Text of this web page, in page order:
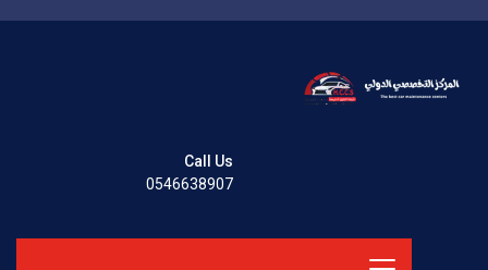
Call Us
0546638907